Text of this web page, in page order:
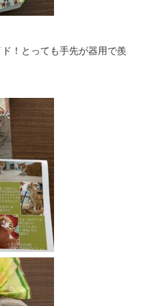
！とっても手先が器用で羨